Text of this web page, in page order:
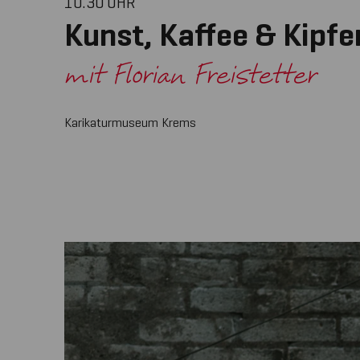
Kunst, Kaffee &
mit Florian Freistetter
Karikaturmuseum Krems